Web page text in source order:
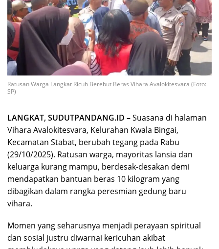
Ratusan Warga Langkat Ricuh Berebut Beras Vihara Avalokitesvara (Foto:
SP)
LANGKAT, SUDUTPANDANG.ID –Suasana di halaman
Vihara Avalokitesvara, Kelurahan Kwala Bingai,
Kecamatan Stabat, berubah tegang pada Rabu
(29/10/2025). Ratusan warga, mayoritas lansia dan
keluarga kurang mampu, berdesak-desakan demi
mendapatkan bantuan beras 10 kilogram yang
dibagikan dalam rangka peresmian gedung baru
vihara.
Momen yang seharusnya menjadi perayaan spiritual
dan sosial justru diwarnai kericuhan akibat